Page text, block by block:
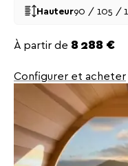
Hauteur90 / 105 /
Prix
À partir de 8 288 €
Configurer et acheter